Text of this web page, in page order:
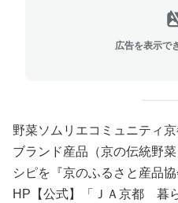
広告を表示で
野菜ソムリエコミュニティ
ブランド産品（京の伝統野
シピを『京のふるさと産品
HP【公式】「ＪＡ京都 暮